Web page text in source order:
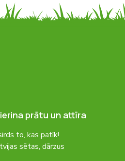
prātu un attīra
to, kas patīk!
sētas, dārzus